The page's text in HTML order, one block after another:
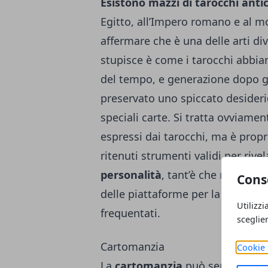
Cookie
Egitto, all’Impero romano e al
affermare che è una delle arti
stupisce è come i tarocchi
del tempo, e generazione dopo
preservato uno spiccato
speciali carte. Si tratta
espressi dai tarocchi, ma è
ritenuti strumenti validi per
personalità, tant’è che
delle piattaforme per la lettura di
frequentati.
Cartomanzia